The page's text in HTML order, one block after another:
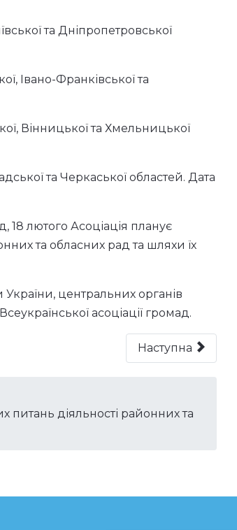
та Дніпропетровської
Івано-Франківської та
Вінницької та Хмельницької
та Черкаської областей. Дата
18 лютого Асоціація планує
та обласних рад та шляхи їх
центральних органів
асоціації громад.
Наступна
діяльності районних та